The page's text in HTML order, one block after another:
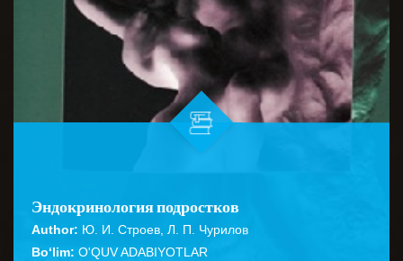
Эндокринология подростков
Author: Ю. И. Строев, Л. П. Чурилов
Bo‘lim: O'QUV ADABIYOTLAR